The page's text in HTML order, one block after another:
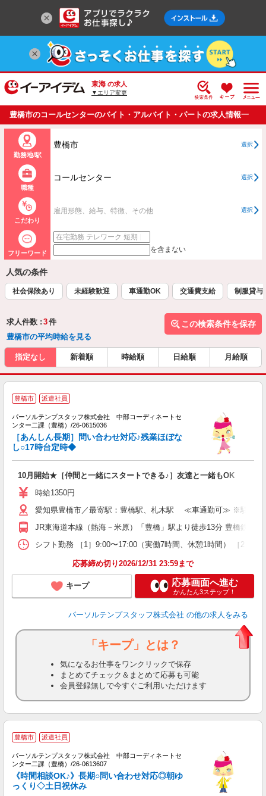
東海 の求人
▼エリア変更
豊橋市のコールセンターのバイト・アルバイト・パートの求人情報一
覧
勤務地/駅
豊橋市 選択
職種
コールセンター 選択
こだわり
雇用形態、給与、特徴、その他 選択
フリーワード を含まない
人気の条件
社会保険あり 未経験歓迎 車通勤OK 交通費支給 制服貸与
求人件数 : 3件
豊橋市の平均時給を見る
この検索条件を保存
指定なし 新着順 時給順 日給順 月給順
豊橋市 派遣社員
パーソルテンプスタッフ株式会社 中部コーディネートセ
ンター二課（豊橋）/26-0615036
［あんしん長期］問い合わせ対応♪残業ほぼな
し○17時台定時◆
10月開始★［仲間と一緒にスタートできる♪］友達と一緒もOK
時給1350円
愛知県豊橋市／最寄駅：豊橋駅、札木駅 ≪車通勤可≫ ※駐車場
JR東海道本線（熱海－米原）「豊橋」駅より徒歩13分 豊橋鉄道
シフト勤務 ［1］9:00〜17:00（実働7時間、休憩1時間） ［2］
応募締め切り2026/12/31 23:59まで
キープ 応募画面へ進む
かんたん3ステップ！
パーソルテンプスタッフ株式会社 の他の求人をみる
「キープ」とは？
気になるお仕事をワンクリックで保存
まとめてチェック＆まとめて応募も可能
会員登録無しで今すぐご利用いただけます
豊橋市 派遣社員
パーソルテンプスタッフ株式会社 中部コーディネートセ
ンター二課（豊橋）/26-0613607
《時間相談OK♪》長期○問い合わせ対応◎朝ゆ
っくり◇土日祝休み